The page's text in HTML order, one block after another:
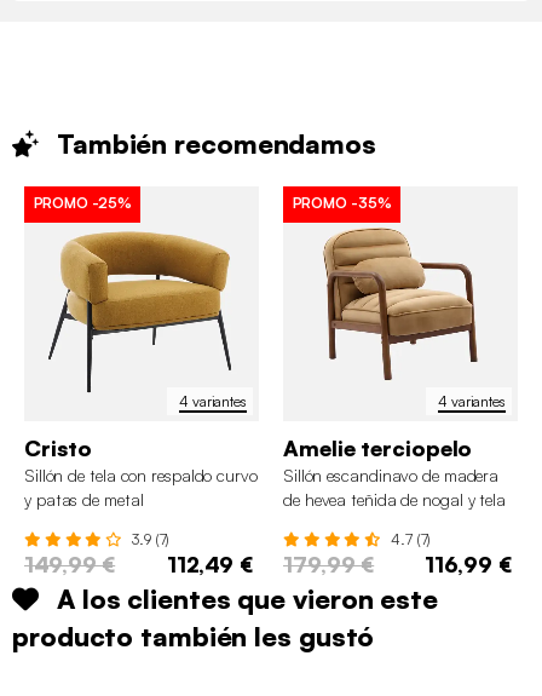
También recomendamos
4 variantes
PROMO -25%
Cristo
Sillón de tela con respaldo curvo
y patas de metal
3.9 (7)
149,99 € 112,49 €
4 variantes
PROMO -35%
Amelie terciopelo
Sillón escandinavo de madera
de hevea teñida de nogal y tela
4.7 (7)
179,99 € 116,99 €
A los clientes que vieron este
producto también les gustó